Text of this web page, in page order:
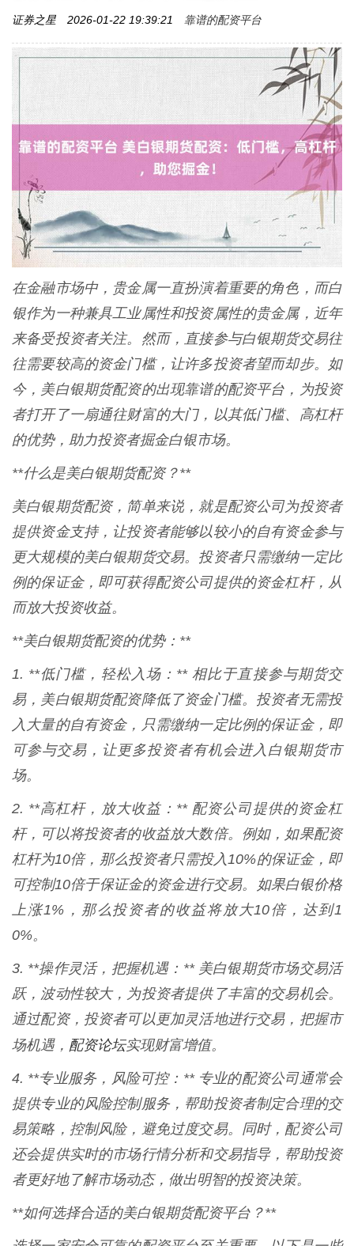
证券之星 2026-01-22 19:39:21 靠谱的配资平台
在金融市场中，贵金属一直扮演着重要的角色，而白
银作为一种兼具工业属性和投资属性的贵金属，近年
来备受投资者关注。然而，直接参与白银期货交易往
往需要较高的资金门槛，让许多投资者望而却步。如
今，美白银期货配资的出现靠谱的配资平台，为投资
者打开了一扇通往财富的大门，以其低门槛、高杠杆
的优势，助力投资者掘金白银市场。
**什么是美白银期货配资？**
美白银期货配资，简单来说，就是配资公司为投资者
提供资金支持，让投资者能够以较小的自有资金参与
更大规模的美白银期货交易。投资者只需缴纳一定比
例的保证金，即可获得配资公司提供的资金杠杆，从
而放大投资收益。
**美白银期货配资的优势：**
1. **低门槛，轻松入场：** 相比于直接参与期货交
易，美白银期货配资降低了资金门槛。投资者无需投
入大量的自有资金，只需缴纳一定比例的保证金，即
可参与交易，让更多投资者有机会进入白银期货市
场。
2. **高杠杆，放大收益：** 配资公司提供的资金杠
杆，可以将投资者的收益放大数倍。例如，如果配资
杠杆为10倍，那么投资者只需投入10%的保证金，即
可控制10倍于保证金的资金进行交易。如果白银价格
上涨1%，那么投资者的收益将放大10倍，达到1
0%。
3. **操作灵活，把握机遇：** 美白银期货市场交易活
跃，波动性较大，为投资者提供了丰富的交易机会。
通过配资，投资者可以更加灵活地进行交易，把握市
场机遇， 配资论坛实现财富增值。
4. **专业服务，风险可控：** 专业的配资公司通常会
提供专业的风险控制服务，帮助投资者制定合理的交
易策略，控制风险，避免过度交易。同时，配资公司
还会提供实时的市场行情分析和交易指导，帮助投资
者更好地了解市场动态，做出明智的投资决策。
**如何选择合适的美白银期货配资平台？**